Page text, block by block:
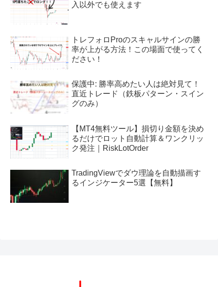
入以外でも使えます
トレフォロProのスキャルサインの勝
率が上がる方法！この場面で使ってく
ださい！
保護中: 勝率高めたい人は絶対見て！
直近トレード（鉄板パターン・スイン
グのみ）
【MT4無料ツール】損切り金額を決め
るだけでロット自動計算＆ワンクリッ
ク発注｜RiskLotOrder
TradingViewでダウ理論を自動描画す
るインジケーター5選【無料】